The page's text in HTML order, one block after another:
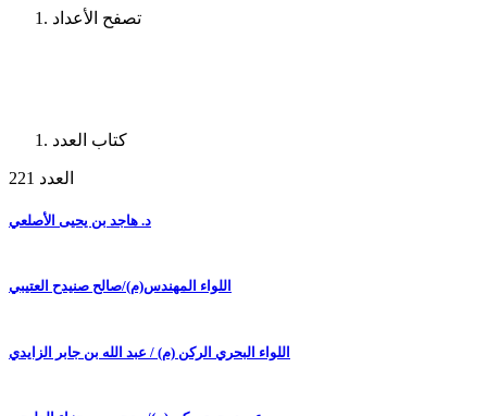
تصفح الأعداد
كتاب العدد
العدد 221
د. هاجد بن يحيى الأصلعي
اللواء المهندس(م)/صالح صنيدح العتيبي
اللواء البحري الركن (م) / عبد الله بن جابر الزايدي